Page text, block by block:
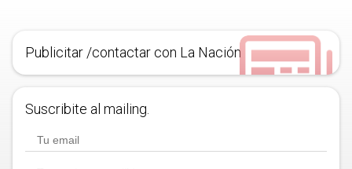
Publicitar /contactar con La Nación
Suscribite al mailing.